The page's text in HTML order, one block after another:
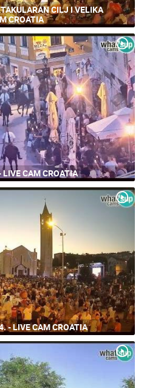
CILJ I VELIKA
CROATIA
CAM CROATIA
- LIVE CAM CROATIA